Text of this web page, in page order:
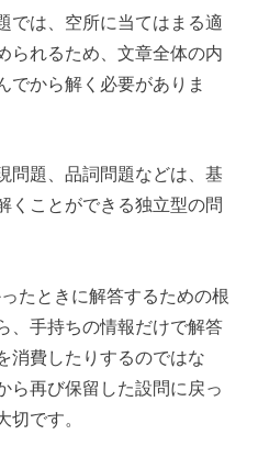
では、空所に当てはまる適
られるため、文章全体の内
でから解く必要がありま
問題、品詞問題などは、基
くことができる独立型の問
たときに解答するための根
、手持ちの情報だけで解答
消費したりするのではな
ら再び保留した設問に戻っ
切です。